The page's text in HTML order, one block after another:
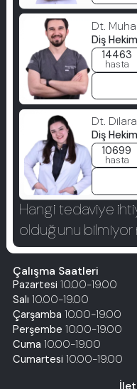
Dt.
Diş
14463
hasta
Dt.
Diş
10699
hasta
Hangi tedaviye
olduğunu bilmiyor
Çalışma Saatleri
Pazartesi 10.00-19.00
Salı 10.00-19.00
Çarşamba 10.00-19.00
Perşembe 10.00-19.00
Cuma 10.00-19.00
Cumartesi 10.00-19.00